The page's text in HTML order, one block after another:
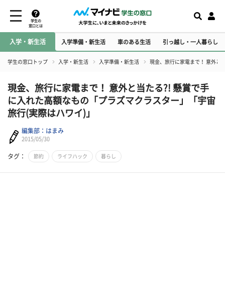
学生の
窓口とは
入学・新生活 入学準備・新生活 車のある生活 引っ越し・一人暮らし
学生の窓口トップ 入学・新生活 入学準備・新生活 現金、旅行に家電まで！ 意外と
現金、旅行に家電まで！ 意外と当たる?! 懸賞で手
に入れた高額なもの「プラズマクラスター」「宇宙
旅行(実際はハワイ)」
編集部：はまみ
2015/05/30
タグ： 節約 ライフハック 暮らし